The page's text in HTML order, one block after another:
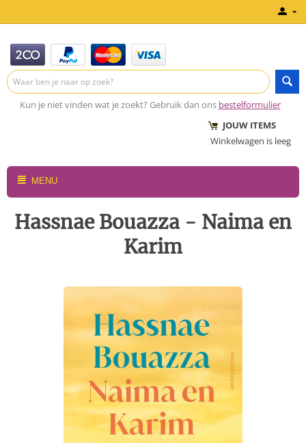
Kun je niet vinden wat je zoekt? Gebruik dan ons bestelformulier
JOUW ITEMS
Winkelwagen is leeg
MENU
Hassnae Bouazza - Naima en
Karim